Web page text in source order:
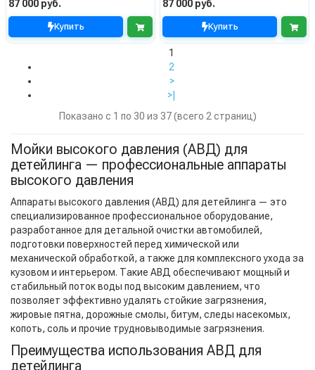
87 000 руб.
Купить
87 000 руб.
Купить
1
2
>
>|
Показано с 1 по 30 из 37 (всего 2 страниц)
Мойки высокого давления (АВД) для
детейлинга — профессиональные аппараты
высокого давления
Аппараты высокого давления (АВД) для детейлинга — это
специализированное профессиональное оборудование,
разработанное для детальной очистки автомобилей,
подготовки поверхностей перед химической или
механической обработкой, а также для комплексного ухода за
кузовом и интерьером. Такие АВД обеспечивают мощный и
стабильный поток воды под высоким давлением, что
позволяет эффективно удалять стойкие загрязнения,
жировые пятна, дорожные смолы, битум, следы насекомых,
копоть, соль и прочие трудновыводимые загрязнения.
Преимущества использования АВД для
детейлинга